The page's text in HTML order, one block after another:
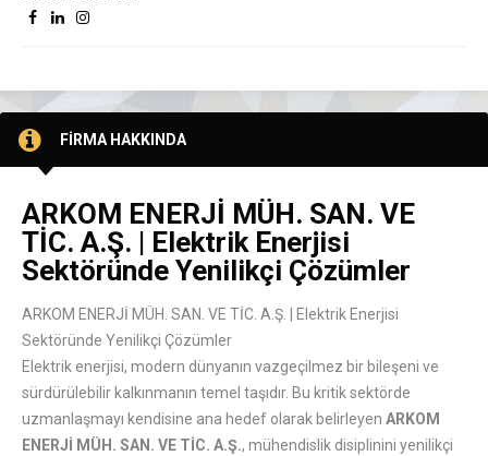
FİRMA HAKKINDA
ARKOM ENERJİ MÜH. SAN. VE
TİC. A.Ş. | Elektrik Enerjisi
Sektöründe Yenilikçi Çözümler
ARKOM ENERJİ MÜH. SAN. VE TİC. A.Ş. | Elektrik Enerjisi
Sektöründe Yenilikçi Çözümler
Elektrik enerjisi, modern dünyanın vazgeçilmez bir bileşeni ve
sürdürülebilir kalkınmanın temel taşıdır. Bu kritik sektörde
uzmanlaşmayı kendisine ana hedef olarak belirleyen ARKOM
ENERJİ MÜH. SAN. VE TİC. A.Ş., mühendislik disiplinini yenilikçi